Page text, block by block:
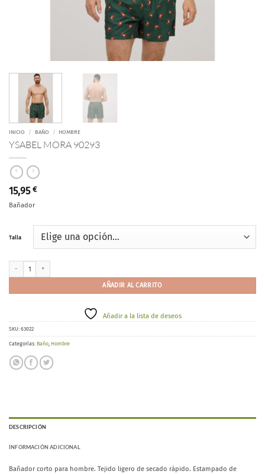
INICIO / BAÑO / HOMBRE
YSABEL MORA 90293
15,95 €
Bañador
Talla
AÑADIR AL CARRITO
Añadir a la lista de deseos
SKU: 63022
Categorías: Baño Hombre
DESCRIPCIÓN
INFORMACIÓN ADICIONAL
Bañador corto para hombre. Tejido ligero de secado rápido. Estampado de